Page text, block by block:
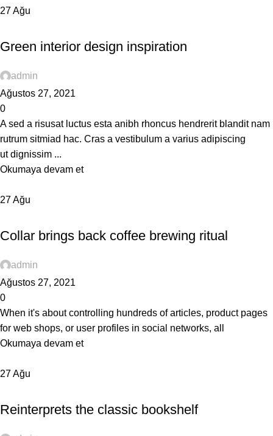
27Ağu
Green interior design inspiration
admin
Ağustos 27, 2021
0
A sed a risusat luctus esta anibh rhoncus hendrerit blandit nam
rutrum sitmiad hac. Cras a vestibulum a varius adipiscing
ut dignissim ...
Okumaya devam et
27Ağu
Collar brings back coffee brewing ritual
admin
Ağustos 27, 2021
0
When it's about controlling hundreds of articles, product pages
for web shops, or user profiles in social networks, all
Okumaya devam et
27Ağu
Reinterprets the classic bookshelf